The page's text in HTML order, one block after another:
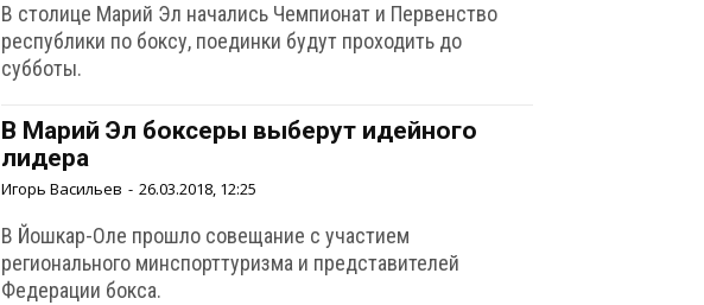
В столице Марий Эл начались Чемпионат и Первенство
республики по боксу, поединки будут проходить до
субботы.
В Марий Эл боксеры выберут идейного
лидера
Игорь Васильев - 26.03.2018, 12:25
В Йошкар-Оле прошло совещание с участием
регионального минспорттуризма и представителей
Федерации бокса.